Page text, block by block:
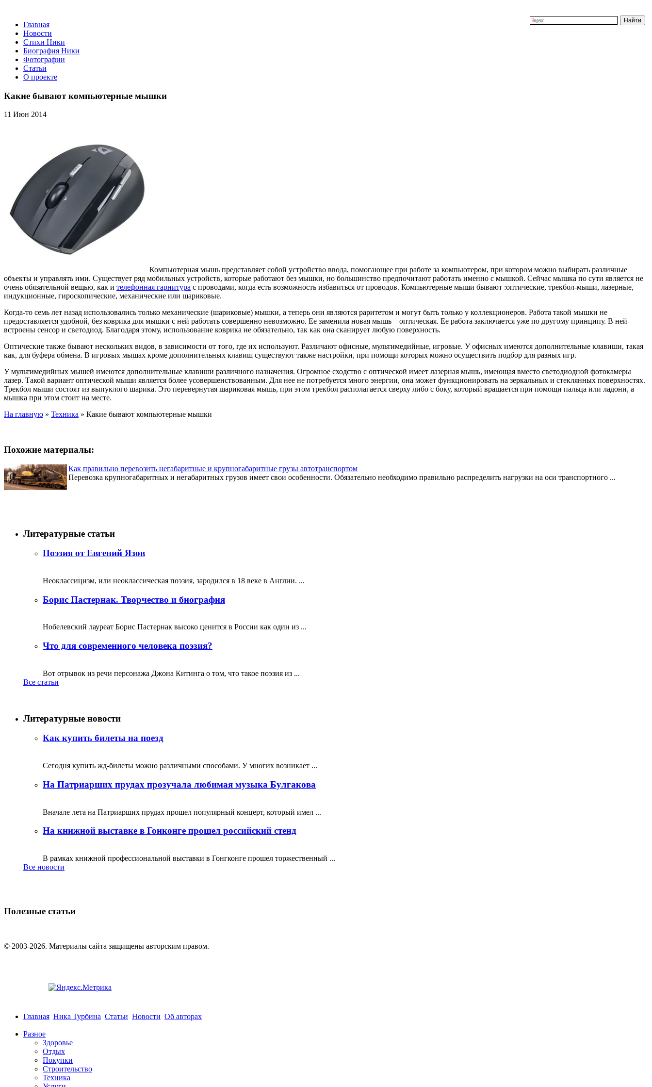
Главная
Новости
Стихи Ники
Биография Ники
Фотографии
Статьи
О проекте
Какие бывают компьютерные мышки
11 Июн 2014
Компьютерная мышь представляет собой устройство ввода, помогающее при работе за компьютером, при котором можно выбирать различные
объекты и управлять ими. Существует ряд мобильных устройств, которые работают без мышки, но большинство предпочитают работать именно с мышкой. Сейчас мышка по сути является не
очень обязательной вещью, как и телефонная гарнитура с проводами, когда есть возможность избавиться от проводов. Компьютерные мыши бывают :оптические, трекбол-мыши, лазерные,
индукционные, гироскопические, механические или шариковые.
Когда-то семь лет назад использовались только механические (шариковые) мышки, а теперь они являются раритетом и могут быть только у коллекционеров. Работа такой мышки не
предоставляется удобной, без коврика для мышки с ней работать совершенно невозможно. Ее заменила новая мышь – оптическая. Ее работа заключается уже по другому принципу. В ней
встроены сенсор и светодиод. Благодаря этому, использование коврика не обязательно, так как она сканирует любую поверхность.
Оптические также бывают нескольких видов, в зависимости от того, где их используют. Различают офисные, мультимедийные, игровые. У офисных имеются дополнительные клавиши, такая
как, для буфера обмена. В игровых мышах кроме дополнительных клавиш существуют также настройки, при помощи которых можно осуществить подбор для разных игр.
У мультимедийных мышей имеются дополнительные клавиши различного назначения. Огромное сходство с оптической имеет лазерная мышь, имеющая вместо светодиодной фотокамеры
лазер. Такой вариант оптической мыши является более усовершенствованным. Для нее не потребуется много энергии, она может функционировать на зеркальных и стеклянных поверхностях.
Трекбол мыши состоят из выпуклого шарика. Это перевернутая шариковая мышь, при этом трекбол располагается сверху либо с боку, который вращается при помощи пальца или ладони, а
мышка при этом стоит на месте.
На главную » Техника » Какие бывают компьютерные мышки
Похожие материалы:
Как правильно перевозить негабаритные и крупногабаритные грузы автотранспортом
Перевозка крупногабаритных и негабаритных грузов имеет свои особенности. Обязательно необходимо правильно распределить нагрузки на оси транспортного ...
Литературные статьи
Поэзия от Евгений Язов
Неоклассицизм, или неоклассическая поэзия, зародился в 18 веке в Англии. ...
Борис Пастернак. Творчество и биография
Нобелевский лауреат Борис Пастернак высоко ценится в России как один из ...
Что для современного человека поэзия?
Вот отрывок из речи персонажа Джона Китинга о том, что такое поэзия из ...
Все статьи
Литературные новости
Как купить билеты на поезд
Сегодня купить жд-билеты можно различными способами. У многих возникает ...
На Патриарших прудах прозучала любимая музыка Булгакова
Вначале лета на Патриарших прудах прошел популярный концерт, который имел ...
На книжной выставке в Гонконге прошел российский стенд
В рамках книжной профессиональной выставки в Гонгконге прошел торжественный ...
Все новости
Полезные статьи
© 2003-2026. Материалы сайта защищены авторским правом.
Главная Ника Турбина Статьи Новости Об авторах
Разное
Здоровье
Отдых
Покупки
Строительство
Техника